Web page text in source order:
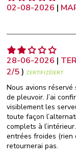
02-08-2026 |
28-06-2026 |
2/5) ZERTIFIZÉIERT
Nous avions
de pleuvoir. J’ai
visiblement les
toute façon
complets à
entrées froides (rien
retournerai pas.